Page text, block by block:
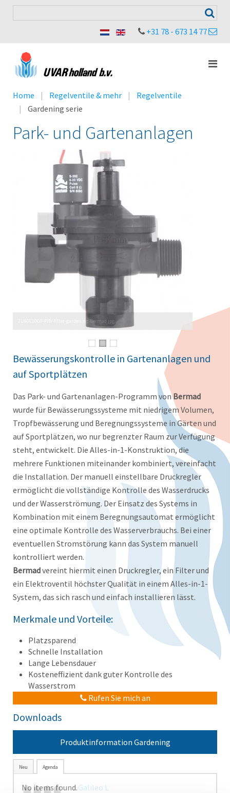
+31 78 - 673 14 77
Home Regelventile & mehr
Regelventile
Gardening serie
Park- und Gartenanlagen
Bewässerungskontrolle in Gartenanlagen und
auf Sportplätzen
Das Park- und Gartenanlagen-Programm vonBermad
wurde für Bewässerungssysteme mit niedrigem Volumen,
Tropfbewässerung und Beregnungssysteme in Gärten und
auf Sportplätzen, wo nur begrenzter Raum zur Verfügung
steht, entwickelt. Die Alles-in-1-Konstruktion, die
mehrere Funktionen miteinander kombiniert, vereinfacht
die Installation. Der manuell einstellbare Druckregler
ermöglicht die vollständige Kontrolle des Wasserdrucks
und der Wasserströmung. Der Einsatz des Systems in
Kombination mit einem Beregnungsautomat ermöglicht
eine optimale Kontrolle des Wasserverbrauchs. Bei einer
eventuellen Stromstörung kann das System manuell
kontrolliert werden.
Bermadvereint hiermit einen Druckregler, ein Filter und
ein Elektroventil höchster Qualität in einem Alles-in-1-
System, das sich rasch und einfach installieren lässt.
Merkmale und Vorteile:
Platzsparend
Schnelle Installation
Lange Lebensdauer
Kosteneffizient dank guter Kontrolle des
Wasserstrom
Rufen Sie mich an
Downloads
Produktinformation Gardening
Neu Agenda
No items found.